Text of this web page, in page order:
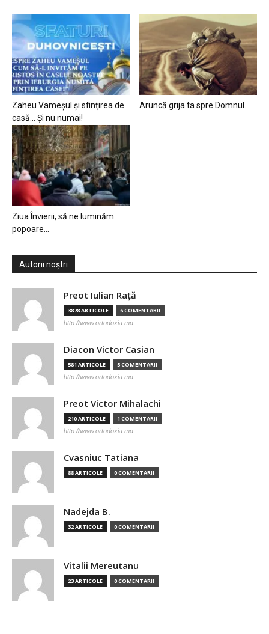
Zaheu Vameșul și sfințirea de
casă… Și nu numai!
Aruncă grija ta spre Domnul…
Ziua Învierii, să ne luminăm
popoare…
Autorii noștri
Preot Iulian Raţă
3878 ARTICOLE 6 COMENTARII
http://www.ortodoxia.md
Diacon Victor Casian
581 ARTICOLE 5 COMENTARII
http://www.ortodoxia.md
Preot Victor Mihalachi
210 ARTICOLE 1 COMENTARII
http://www.ortodoxia.md
Cvasniuc Tatiana
88 ARTICOLE 0 COMENTARII
Nadejda B.
32 ARTICOLE 0 COMENTARII
Vitalii Mereutanu
23 ARTICOLE 0 COMENTARII